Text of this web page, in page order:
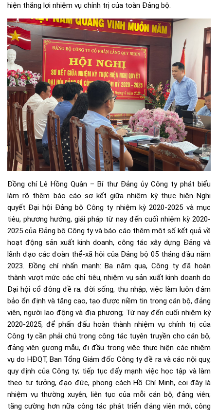
hiện thắng lợi nhiệm vụ chính trị của toàn Đảng bộ.
Đồng chí Lê Hồng Quân – Bí thư Đảng ủy Công ty phát biểu
làm rõ thêm báo cáo sơ kết giữa nhiệm kỳ thực hiện Nghị
quyết Đại hội Đảng bộ Công ty nhiệm kỳ 2020-2025 và mục
tiêu, phương hướng, giải pháp từ nay đến cuối nhiệm kỳ 2020-
2025 của Đảng bộ Công ty và báo cáo thêm một số kết quả về
hoạt động sản xuất kinh doanh, công tác xây dựng Đảng và
lãnh đạo các đoàn thể-xã hội của Đảng bộ 05 tháng đầu năm
2023. Đồng chí nhấn mạnh: Ba năm qua, Công ty đã hoàn
thành vượt mức các chỉ tiêu, nhiệm vụ sản xuất kinh doanh do
Đại hội cổ đông đề ra; đời sống, thu nhập, việc làm luôn đảm
bảo ổn định và tăng cao, tạo được niềm tin trong cán bộ, đảng
viên, người lao động và địa phương; Từ nay đến cuối nhiệm kỳ
2020-2025, để phấn đấu hoàn thành nhiệm vụ chính trị của
Công ty cần phải chú trọng công tác tuyên truyền cho cán bộ,
đảng viên gương mẫu, đi đầu trong việc thực hiện các nhiệm
vụ do HĐQT, Ban Tổng Giám đốc Công ty đề ra và các nội quy,
quy định của Công ty; tiếp tục đẩy mạnh việc học tập và làm
theo tư tưởng, đạo đức, phong cách Hồ Chí Minh, coi đây là
nhiệm vụ thường xuyên, liên tục của mỗi cán bộ, đảng viên;
tăng cường hơn nữa công tác phát triển đảng viên mới, công